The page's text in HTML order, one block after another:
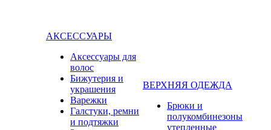
АКСЕССУАРЫ
Аксессуары для
волос
Бижутерия и
украшения
Варежки
Галстуки, ремни
и подтяжки
ВЕРХНЯЯ ОДЕЖДА
Брюки и
полукомбинезоны
утепленные